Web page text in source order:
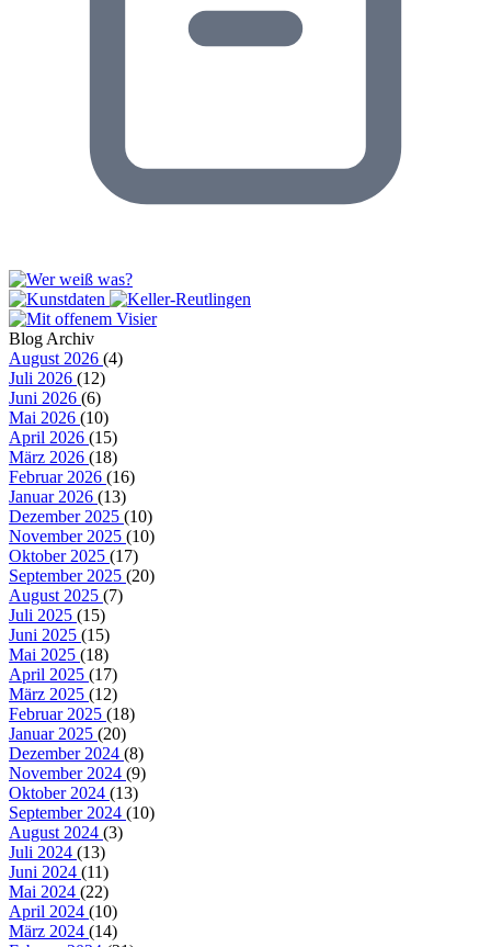
Blog Archiv
August 2026 (4)
Juli 2026 (12)
Juni 2026 (6)
Mai 2026 (10)
April 2026 (15)
März 2026 (18)
Februar 2026 (16)
Januar 2026 (13)
Dezember 2025 (10)
November 2025 (10)
Oktober 2025 (17)
September 2025 (20)
August 2025 (7)
Juli 2025 (15)
Juni 2025 (15)
Mai 2025 (18)
April 2025 (17)
März 2025 (12)
Februar 2025 (18)
Januar 2025 (20)
Dezember 2024 (8)
November 2024 (9)
Oktober 2024 (13)
September 2024 (10)
August 2024 (3)
Juli 2024 (13)
Juni 2024 (11)
Mai 2024 (22)
April 2024 (10)
März 2024 (14)